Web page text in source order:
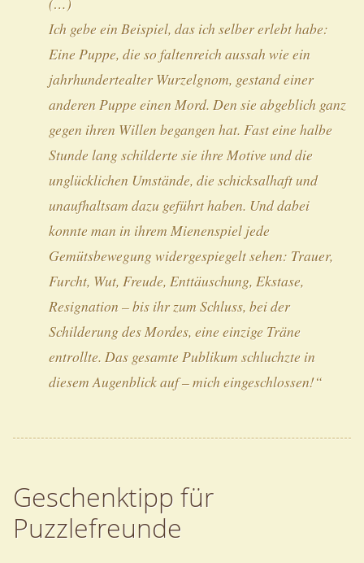
Ich gebe ein Beispiel, das ich selber erlebt habe:
Eine Puppe, die so faltenreich aussah wie ein
jahrhundertealter Wurzelgnom, gestand einer
anderen Puppe einen Mord. Den sie abgeblich ganz
gegen ihren Willen begangen hat. Fast eine halbe
Stunde lang schilderte sie ihre Motive und die
unglücklichen Umstände, die schicksalhaft und
unaufhaltsam dazu geführt haben. Und dabei
konnte man in ihrem Mienenspiel jede
Gemütsbewegung widergespiegelt sehen: Trauer,
Furcht, Wut, Freude, Enttäuschung, Ekstase,
Resignation – bis ihr zum Schluss, bei der
Schilderung des Mordes, eine einzige Träne
entrollte. Das gesamte Publikum schluchzte in
diesem Augenblick auf – mich eingeschlossen!“
Geschenktipp für
Puzzlefreunde